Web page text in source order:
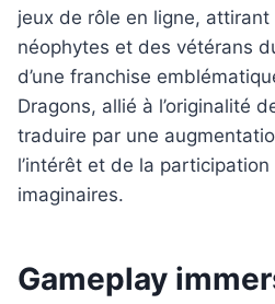
jeux de rôle en ligne,
néophytes et des vétérans
d’une franchise
Dragons, allié à l’originalité
traduire par une
l’intérêt et de la
imaginaires.
Gameplay